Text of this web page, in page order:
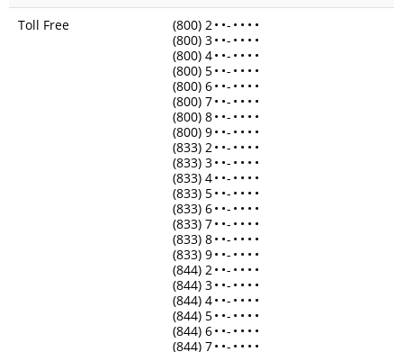
Toll Free
(800) 2• •- • • • •
(800) 3• •- • • • •
(800) 4• •- • • • •
(800) 5• •- • • • •
(800) 6• •- • • • •
(800) 7• •- • • • •
(800) 8• •- • • • •
(800) 9• •- • • • •
(833) 2• •- • • • •
(833) 3• •- • • • •
(833) 4• •- • • • •
(833) 5• •- • • • •
(833) 6• •- • • • •
(833) 7• •- • • • •
(833) 8• •- • • • •
(833) 9• •- • • • •
(844) 2• •- • • • •
(844) 3• •- • • • •
(844) 4• •- • • • •
(844) 5• •- • • • •
(844) 6• •- • • • •
(844) 7• •- • • • •